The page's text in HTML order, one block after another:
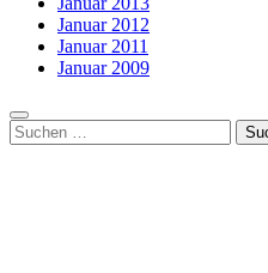
Januar 2012
Januar 2011
Januar 2009
Suchen
nach: